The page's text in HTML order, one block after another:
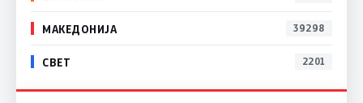
МАКЕДОНИЈА 39298
СВЕТ 2201